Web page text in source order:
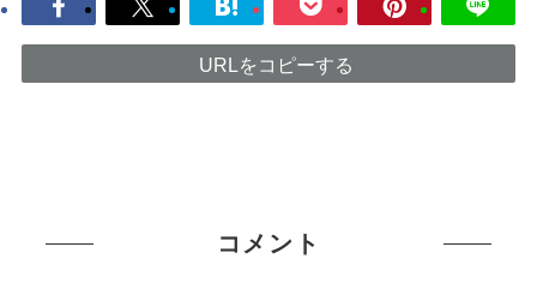
URLをコピーする
コメント